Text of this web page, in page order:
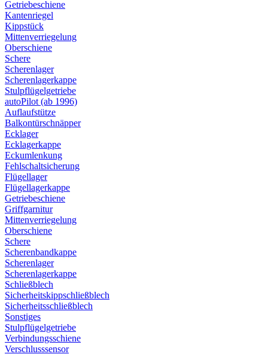
Getriebeschiene
Kantenriegel
Kippstück
Mittenverriegelung
Oberschiene
Schere
Scherenlager
Scherenlagerkappe
Stulpflügelgetriebe
autoPilot (ab 1996)
Auflaufstütze
Balkontürschnäpper
Ecklager
Ecklagerkappe
Eckumlenkung
Fehlschaltsicherung
Flügellager
Flügellagerkappe
Getriebeschiene
Griffgarnitur
Mittenverriegelung
Oberschiene
Schere
Scherenbandkappe
Scherenlager
Scherenlagerkappe
Schließblech
Sicherheitskippschließblech
Sicherheitsschließblech
Sonstiges
Stulpflügelgetriebe
Verbindungsschiene
Verschlusssensor